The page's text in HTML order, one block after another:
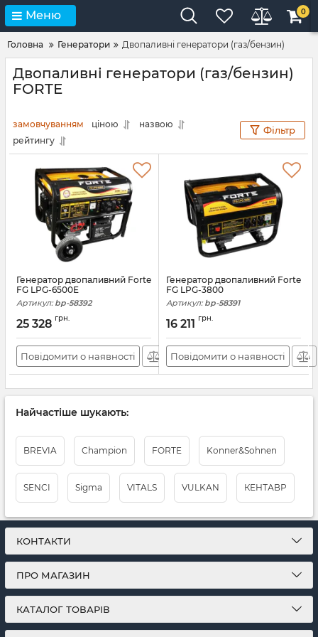
Меню 0
Головна Генератори Двопаливні генератори (газ/бензин)
Двопаливні генератори (газ/бензин)
FORTE
замовчуванням ціною
назвою
рейтингу
Фільтр
Генератор двопаливний Forte
FG LPG-6500E
Артикул: bp-58392
25 328 грн.
Повідомити о наявності
Генератор двопаливний Forte
FG LPG-3800
Артикул: bp-58391
16 211 грн.
Повідомити о наявності
Найчастіше шукають:
BREVIA Champion FORTE Konner&Sohnen
SENCI Sigma VITALS VULKAN КЕНТАВР
КОНТАКТИ
ПРО МАГАЗИН
КАТАЛОГ ТОВАРІВ